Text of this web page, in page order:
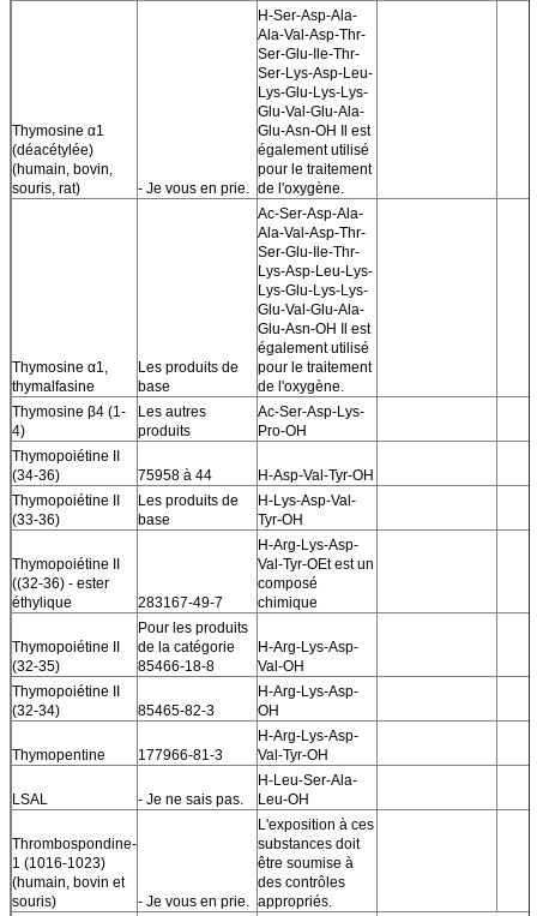
Thymosine α1
(déacétylée)
(humain, bovin,
souris, rat)
- Je vous en prie.
H-Ser-Asp-Ala-
Ala-Val-Asp-Thr-
Ser-Glu-Ile-Thr-
Ser-Lys-Asp-Leu-
Lys-Glu-Lys-Lys-
Glu-Val-Glu-Ala-
Glu-Asn-OH Il est
également utilisé
pour le traitement
de l'oxygène.
Thymosine α1,
thymalfasine
Les produits de
base
Ac-Ser-Asp-Ala-
Ala-Val-Asp-Thr-
Ser-Glu-Ile-Thr-
Lys-Asp-Leu-Lys-
Lys-Glu-Lys-Lys-
Glu-Val-Glu-Ala-
Glu-Asn-OH Il est
également utilisé
pour le traitement
de l'oxygène.
Thymosine β4 (1-
4)
Les autres
produits
Ac-Ser-Asp-Lys-
Pro-OH
Thymopoiétine II
(34-36)
75958 à 44
H-Asp-Val-Tyr-OH
Thymopoiétine II
(33-36)
Les produits de
base
H-Lys-Asp-Val-
Tyr-OH
Thymopoiétine II
((32-36) - ester
éthylique
283167-49-7
H-Arg-Lys-Asp-
Val-Tyr-OEt est un
composé
chimique
Thymopoiétine II
(32-35)
Pour les produits
de la catégorie
85466-18-8
H-Arg-Lys-Asp-
Val-OH
Thymopoiétine II
(32-34)
85465-82-3
H-Arg-Lys-Asp-
OH
Thymopentine 177966-81-3
H-Arg-Lys-Asp-
Val-Tyr-OH
LSAL - Je ne sais pas.
H-Leu-Ser-Ala-
Leu-OH
Thrombospondine-
1 (1016-1023)
(humain, bovin et
souris)
- Je vous en prie.
L'exposition à ces
substances doit
être soumise à
des contrôles
appropriés.